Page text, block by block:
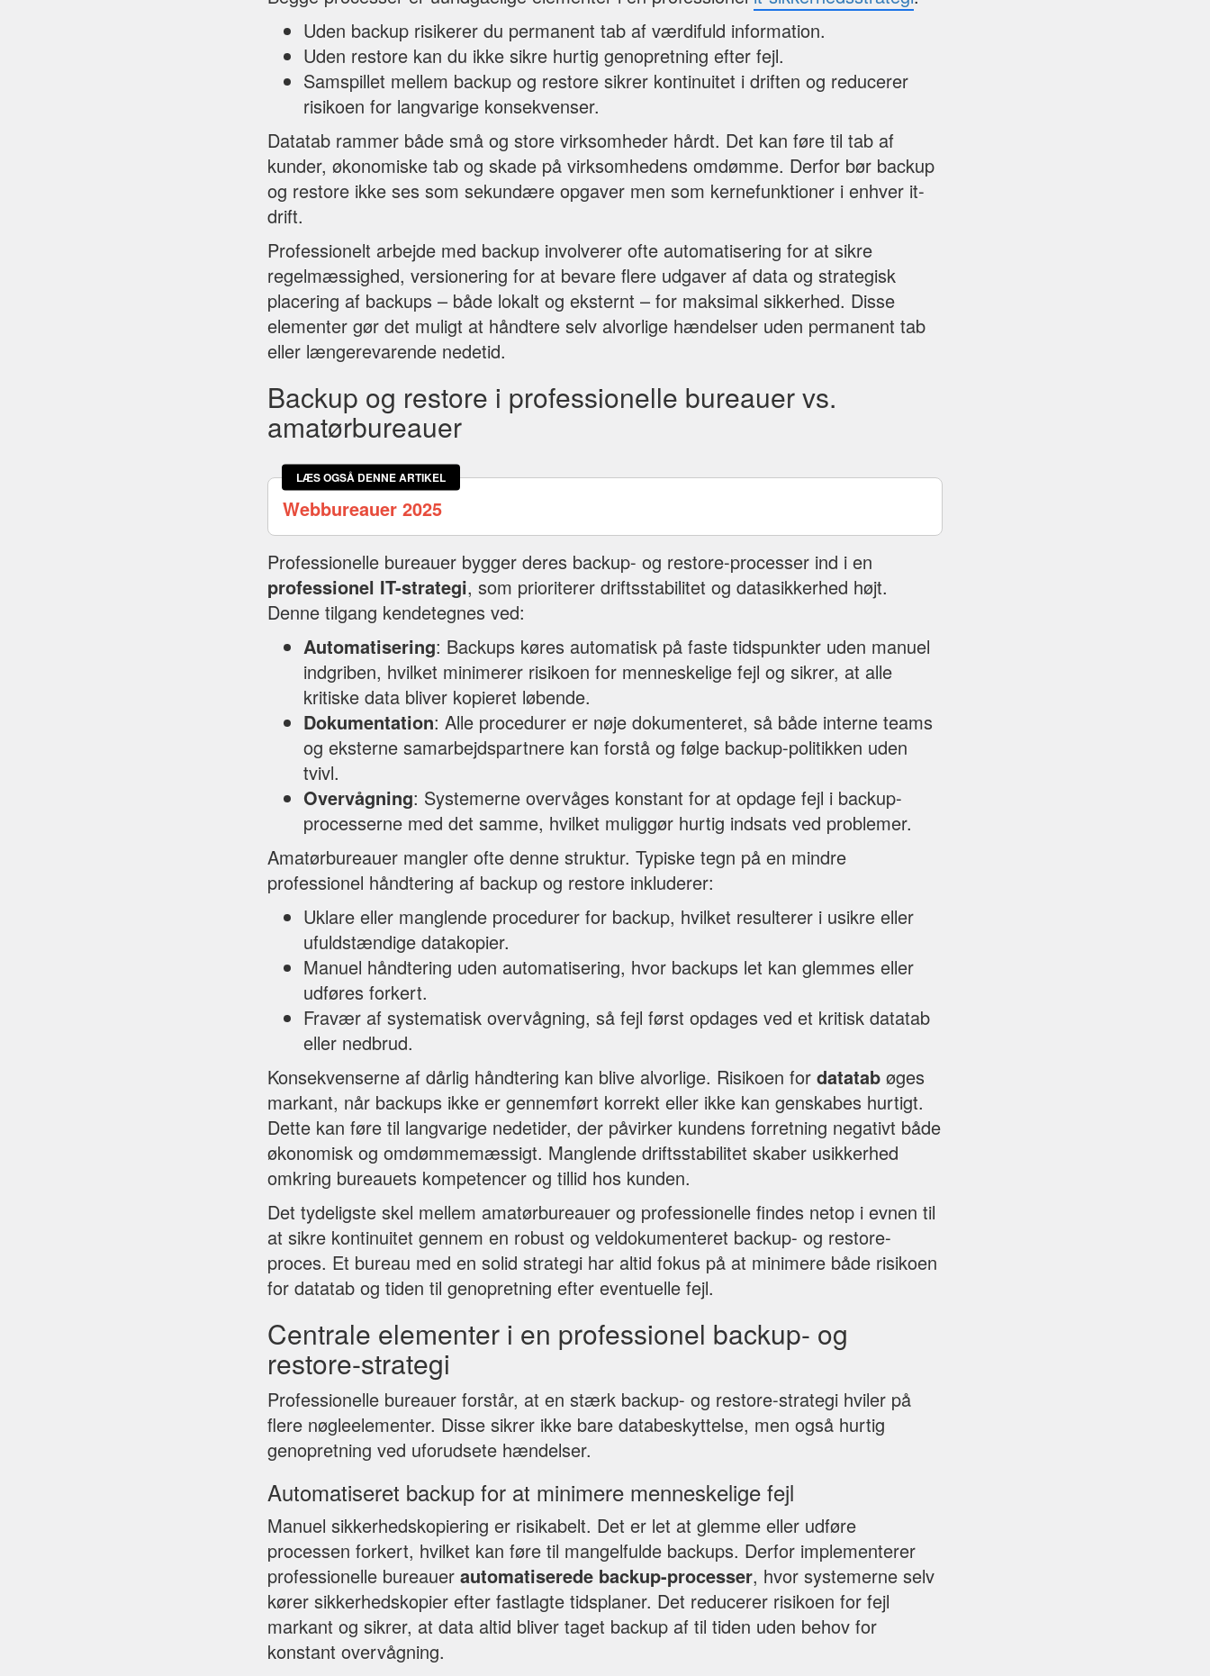
Uden backup risikerer du permanent tab af værdifuld information.
Uden restore kan du ikke sikre hurtig genopretning efter fejl.
Samspillet mellem backup og restore sikrer kontinuitet i driften og reducerer
risikoen for langvarige konsekvenser.
Datatab rammer både små og store virksomheder hårdt. Det kan føre til tab af
kunder, økonomiske tab og skade på virksomhedens omdømme. Derfor bør backup
og restore ikke ses som sekundære opgaver men som kernefunktioner i enhver it-
drift.
Professionelt arbejde med backup involverer ofte automatisering for at sikre
regelmæssighed, versionering for at bevare flere udgaver af data og strategisk
placering af backups – både lokalt og eksternt – for maksimal sikkerhed. Disse
elementer gør det muligt at håndtere selv alvorlige hændelser uden permanent tab
eller længerevarende nedetid.
Backup og restore i professionelle bureauer vs.
amatørbureauer
LÆS OGSÅ DENNE ARTIKEL
Webbureauer 2025
Professionelle bureauer bygger deres backup- og restore-processer ind i en
professionel IT-strategi, som prioriterer driftsstabilitet og datasikkerhed højt.
Denne tilgang kendetegnes ved:
Automatisering: Backups køres automatisk på faste tidspunkter uden manuel
indgriben, hvilket minimerer risikoen for menneskelige fejl og sikrer, at alle
kritiske data bliver kopieret løbende.
Dokumentation: Alle procedurer er nøje dokumenteret, så både interne teams
og eksterne samarbejdspartnere kan forstå og følge backup-politikken uden
tvivl.
Overvågning: Systemerne overvåges konstant for at opdage fejl i backup-
processerne med det samme, hvilket muliggør hurtig indsats ved problemer.
Amatørbureauer mangler ofte denne struktur. Typiske tegn på en mindre
professionel håndtering af backup og restore inkluderer:
Uklare eller manglende procedurer for backup, hvilket resulterer i usikre eller
ufuldstændige datakopier.
Manuel håndtering uden automatisering, hvor backups let kan glemmes eller
udføres forkert.
Fravær af systematisk overvågning, så fejl først opdages ved et kritisk datatab
eller nedbrud.
Konsekvenserne af dårlig håndtering kan blive alvorlige. Risikoen for datatab øges
markant, når backups ikke er gennemført korrekt eller ikke kan genskabes hurtigt.
Dette kan føre til langvarige nedetider, der påvirker kundens forretning negativt både
økonomisk og omdømmemæssigt. Manglende driftsstabilitet skaber usikkerhed
omkring bureauets kompetencer og tillid hos kunden.
Det tydeligste skel mellem amatørbureauer og professionelle findes netop i evnen til
at sikre kontinuitet gennem en robust og veldokumenteret backup- og restore-
proces. Et bureau med en solid strategi har altid fokus på at minimere både risikoen
for datatab og tiden til genopretning efter eventuelle fejl.
Centrale elementer i en professionel backup- og
restore-strategi
Professionelle bureauer forstår, at en stærk backup- og restore-strategi hviler på
flere nøgleelementer. Disse sikrer ikke bare databeskyttelse, men også hurtig
genopretning ved uforudsete hændelser.
Automatiseret backup for at minimere menneskelige fejl
Manuel sikkerhedskopiering er risikabelt. Det er let at glemme eller udføre
processen forkert, hvilket kan føre til mangelfulde backups. Derfor implementerer
professionelle bureauer automatiserede backup-processer, hvor systemerne selv
kører sikkerhedskopier efter fastlagte tidsplaner. Det reducerer risikoen for fejl
markant og sikrer, at data altid bliver taget backup af til tiden uden behov for
konstant overvågning.